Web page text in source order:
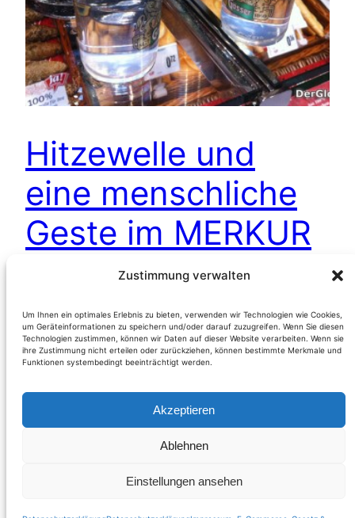
Zustimmung verwalten
Um Ihnen ein optimales Erlebnis zu bieten, verwenden wir Technologien wie Cookies,
um Geräteinformationen zu speichern und/oder darauf zuzugreifen. Wenn Sie diesen
Technologien zustimmen, können wir Daten auf dieser Website verarbeiten. Wenn sie
ihre Zustimmung nicht erteilen oder zurückziehen, können bestimmte Merkmale und
Funktionen systembedingt beeinträchtigt werden.
Akzeptieren
Ablehnen
Einstellungen ansehen
Hitzewelle und
eine menschliche
Geste im MERKUR
(Österreich/NÖ) Im heurigen Jahr eröffnete die
Galleria Danubia, ein Einkaufszentrum in der
Mittelalterstadt Hainburg/Donau. Innerhalb dieses
gelungen Shopping-Centers befindet sich auch
eine Filiale des zum REWE-Konzern gehörenden
MERKUR. Bei einem Einkauf